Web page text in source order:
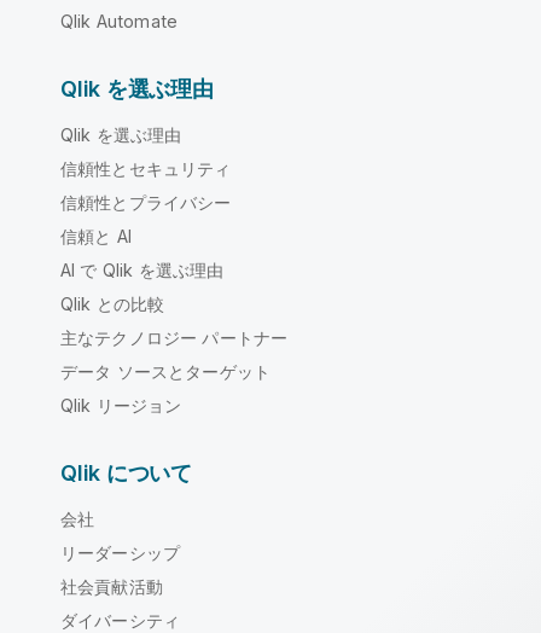
Qlik Automate
Qlik を選ぶ理由
Qlik を選ぶ理由
信頼性とセキュリティ
信頼性とプライバシー
信頼と AI
AI で Qlik を選ぶ理由
Qlik との比較
主なテクノロジー パートナー
データ ソースとターゲット
Qlik リージョン
Qlik について
会社
リーダーシップ
社会貢献活動
ダイバーシティ